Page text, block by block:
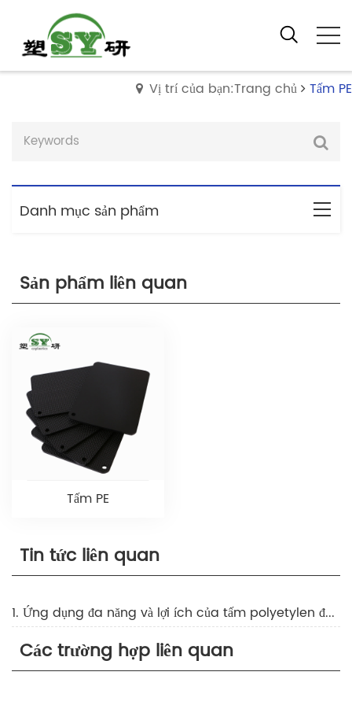
Vị trí của bạn:Trang chủ Tấm PE
Danh mục sản phẩm
Sản phẩm liên quan
Tấm PE
Tin tức liên quan
1. Ứng dụng đa năng và lợi ích của tấm polyetylen đen
Các trường hợp liên quan